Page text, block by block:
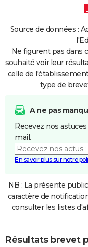
Source de données :
Ne figurent pas dans
souhaité voir leur
celle de
type de
A ne pas
Recevez nos
mail.
En savoir plus sur notre
NB : La présente
caractère de
consulter les listes
Résultats brevet